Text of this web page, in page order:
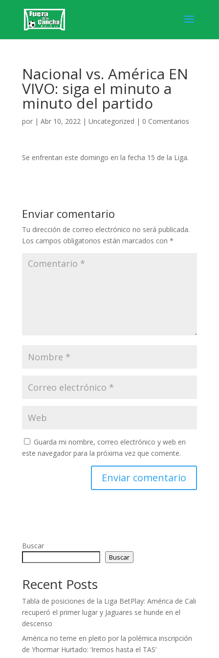
Nacional vs. América EN
VIVO: siga el minuto a
minuto del partido
por | Abr 10, 2022| Uncategorized | 0 Comentarios
Se enfrentan este domingo en la fecha 15 de la Liga.
Enviar comentario
Tu dirección de correo electrónico no será publicada.
Los campos obligatorios están marcados con *
Guarda mi nombre, correo electrónico y web en
este navegador para la próxima vez que comente.
Buscar
Buscar
Recent Posts
Tabla de posiciones de la Liga BetPlay: América de Cali
recuperó el primer lugar y Jaguares se hunde en el
descenso
América no teme en pleito por la polémica inscripción
de Yhormar Hurtado: ‘Iremos hasta el TAS’